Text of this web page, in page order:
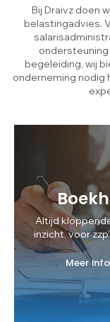
Bij Draivz doen
belastingadvies.
begeleiding, wij
onderneming nodig
Altijd
inzicht, voor
Meer